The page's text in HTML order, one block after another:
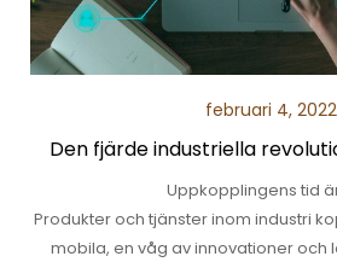
februari 4, 2022
Den fjärde industriella
Uppkopplingens tid
Produkter och tjänster inom industri
mobila, en våg av innovationer och